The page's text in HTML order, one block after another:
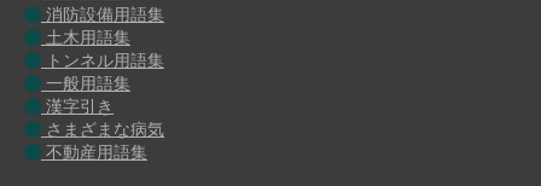
消防設備用語集
土木用語集
トンネル用語集
一般用語集
漢字引き
さまざまな病気
不動産用語集